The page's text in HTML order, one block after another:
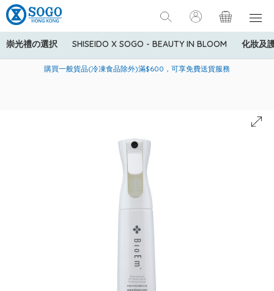
崇光禮の選択 SHISEIDO X SOGO - BEAUTY IN BLOOM 化妝及
美國運通Explorer®信用卡會員購物禮遇：高達5%簽賬回贈！
購買一般貨品(冷凍食品除外)滿$600，可享免費送貨服務
寄送中國內地服務只適用於指定商品，若訂單金額少於HK$600(折